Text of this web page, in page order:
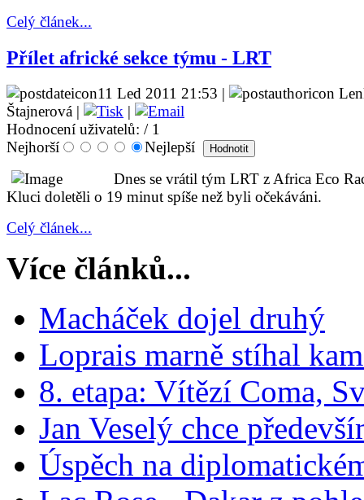
Celý článek...
Přílet africké sekce týmu - LRT
11 Led 2011 21:53 |
Štajnerová |
|
Hodnocení uživatelů: / 1
Nejhorší
Nejlepší
Dnes se vrátil tým LRT z Africa Eco
Kluci doletěli o 19 minut spíše než byli očekáváni.
Celý článek...
Více článků...
Macháček dojel druhý
Loprais marně stíhal
8. etapa: Vítězí Coma,
Jan Veselý chce
Úspěch na